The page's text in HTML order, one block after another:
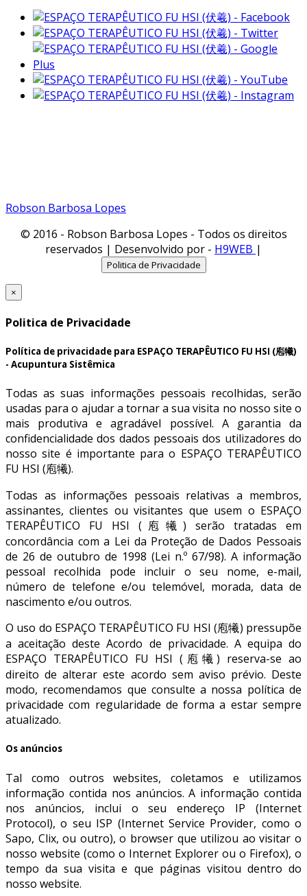
Robson Barbosa Lopes
© 2016 - Robson Barbosa Lopes - Todos os direitos
reservados | Desenvolvido por - H9WEB |
Politica de Privacidade
×
Politica de Privacidade
Política de privacidade para ESPAÇO TERAPÊUTICO FU HSI (庖犧)
- Acupuntura Sistêmica
Todas as suas informações pessoais recolhidas, serão
usadas para o ajudar a tornar a sua visita no nosso site o
mais produtiva e agradável possível. A garantia da
confidencialidade dos dados pessoais dos utilizadores do
nosso site é importante para o ESPAÇO TERAPÊUTICO
FU HSI (庖犧).
Todas as informações pessoais relativas a membros,
assinantes, clientes ou visitantes que usem o ESPAÇO
TERAPÊUTICO FU HSI (庖犧) serão tratadas em
concordância com a Lei da Proteção de Dados Pessoais
de 26 de outubro de 1998 (Lei n.º 67/98). A informação
pessoal recolhida pode incluir o seu nome, e-mail,
número de telefone e/ou telemóvel, morada, data de
nascimento e/ou outros.
O uso do ESPAÇO TERAPÊUTICO FU HSI (庖犧) pressupõe
a aceitação deste Acordo de privacidade. A equipa do
ESPAÇO TERAPÊUTICO FU HSI (庖犧) reserva-se ao
direito de alterar este acordo sem aviso prévio. Deste
modo, recomendamos que consulte a nossa política de
privacidade com regularidade de forma a estar sempre
atualizado.
Os anúncios
Tal como outros websites, coletamos e utilizamos
informação contida nos anúncios. A informação contida
nos anúncios, inclui o seu endereço IP (Internet
Protocol), o seu ISP (Internet Service Provider, como o
Sapo, Clix, ou outro), o browser que utilizou ao visitar o
nosso website (como o Internet Explorer ou o Firefox), o
tempo da sua visita e que páginas visitou dentro do
nosso website.